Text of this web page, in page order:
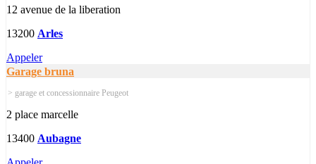
12 avenue de la liberation
13200 Arles
Appeler
Garage bruna
> garage et concessionnaire Peugeot
2 place marcelle
13400 Aubagne